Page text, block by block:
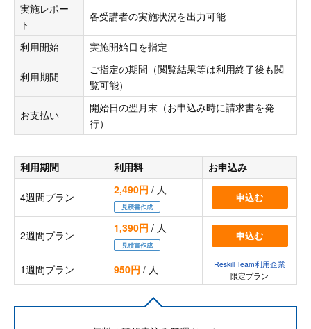
実施レポー
ト
各受講者の実施状況を出力可能
利用開始 実施開始日を指定
利用期間
ご指定の期間（閲覧結果等は利用終了後も閲
覧可能）
お支払い
開始日の翌月末（お申込み時に請求書を発
行）
利用期間 利用料 お申込み
4週間プラン
2,490円 / 人
見積書作成
申込む
2週間プラン
1,390円 / 人
見積書作成
申込む
1週間プラン 950円 / 人
Reskill Team利用企業
限定プラン